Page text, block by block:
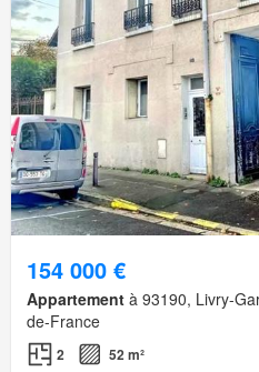
154 000 €
Appartement à 93190, Livry-
de-France
2 52 m²